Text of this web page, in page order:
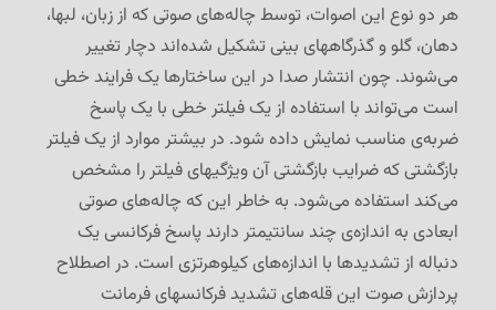
هر دو نوع این اصوات، توسط چاله‌های صوتی که از زبان، لبها،
دهان، گلو و گذرگاههای بینی تشکیل شده‌اند دچار تغییر
می‌شوند. چون انتشار صدا در این ساختارها یک فرایند خطی
است می‌تواند با استفاده از یک فیلتر خطی با یک پاسخ
ضربه‌ی مناسب نمایش داده شود. در بیشتر موارد از یک فیلتر
بازگشتی که ضرایب بازگشتی آن ویژگیهای فیلتر را مشخص
می‌کند استفاده می‌شود. به خاطر این که چاله‌های صوتی
ابعادی به اندازه‌ی چند سانتیمتر دارند پاسخ فرکانسی یک
دنباله از تشدیدها با اندازه‌های کیلوهرتزی است. در اصطلاح
پردازش صوت این قله‌های تشدید فرکانسهای فرمانت